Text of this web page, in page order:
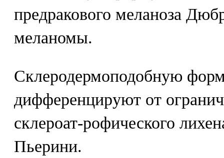
предракового меланоза
меланомы.
Склеродермоподобную
дифференцируют от
склероат-рофического
Пьерини.